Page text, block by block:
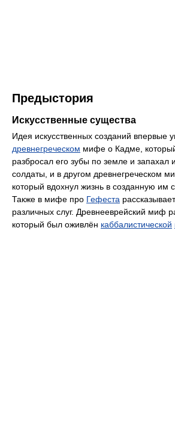
Предыстория
Искусственные существа
Идея искусственных созданий впервые
древнегреческом мифе о Кадме,
разбросал его зубы по земле и запахал
солдаты, и в другом древнегреческом
который вдохнул жизнь в созданную им
Также в мифе про Гефеста
различных слуг. Древнееврейский миф
который был оживлён каббалистической